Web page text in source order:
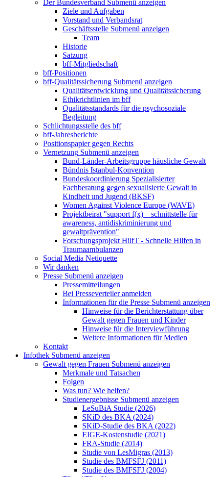
Der Bundesverband Submenü anzeigen
Ziele und Aufgaben
Vorstand und Verbandsrat
Geschäftsstelle Submenü anzeigen
Team
Historie
Satzung
bff-Mitgliedschaft
bff-Positionen
bff-Qualitätssicherung Submenü anzeigen
Qualitätsentwicklung und Qualitätssicherung
Ethikrichtlinien im bff
Qualitätsstandards für die psychosoziale
Begleitung
Schlichtungsstelle des bff
bff-Jahresberichte
Positionspapier gegen Rechts
Vernetzung Submenü anzeigen
Bund-Länder-Arbeitsgruppe häusliche Gewalt
Bündnis Istanbul-Konvention
Bundeskoordinierung Spezialisierter
Fachberatung gegen sexualisierte Gewalt in
Kindheit und Jugend (BKSF)
Women Against Violence Europe (WAVE)
Projektbeirat "support f(x) – schnittstelle für
awareness, antidiskriminierung und
gewaltprävention"
Forschungsprojekt HilfT - Schnelle Hilfen in
Traumaambulanzen
Social Media Netiquette
Wir danken
Presse Submenü anzeigen
Pressemitteilungen
Bei Presseverteiler anmelden
Informationen für die Presse Submenü anzeigen
Hinweise für die Berichterstattung über
Gewalt gegen Frauen und Kinder
Hinweise für die Interviewführung
Weitere Informationen für Medien
Kontakt
Infothek Submenü anzeigen
Gewalt gegen Frauen Submenü anzeigen
Merkmale und Tatsachen
Folgen
Was tun? Wie helfen?
Studienergebnisse Submenü anzeigen
LeSuBiA Studie (2026)
SKiD des BKA (2024)
SKiD-Studie des BKA (2022)
EIGE-Kostenstudie (2021)
FRA-Studie (2014)
Studie von LesMigras (2013)
Studie des BMFSFJ (2011)
Studie des BMFSFJ (2004)